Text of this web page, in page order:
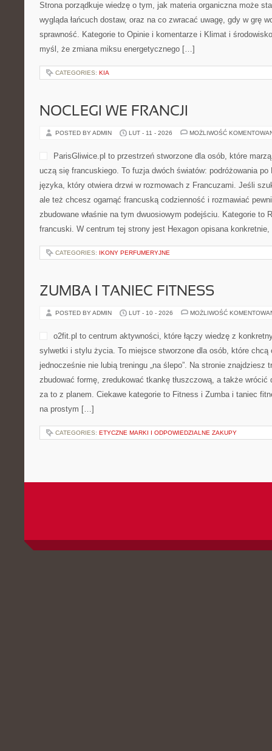
Strona porządkuje wiedzę o tym, jak materia organiczna może
wygląda łańcuch dostaw, oraz na co zwracać uwagę, gdy w grę
sprawność. Kategorie to Opinie i komentarze i Klimat i
myśl, że zmiana miksu energetycznego […]
CATEGORIES: KIA
NOCLEGI WE FRANCJI
POSTED BY ADMIN LUT - 11 - 2026 MOŻLIWOŚĆ
ParisGliwice.pl to przestrzeń stworzone dla osób, które
uczą się francuskiego. To fuzja dwóch światów: podróżowania po
języka, który otwiera drzwi w rozmowach z Francuzami. Jeśli
ale też chcesz ogarnąć francuską codzienność i rozmawiać
zbudowane właśnie na tym dwuosiowym podejściu. Kategorie to
francuski. W centrum tej strony jest Hexagon opisana
CATEGORIES: IKONY PERFUMERYJNE
ZUMBA I TANIEC FITNESS
POSTED BY ADMIN LUT - 10 - 2026 MOŻLIWOŚĆ
o2fit.pl to centrum aktywności, które łączy wiedzę z
sylwetki i stylu życia. To miejsce stworzone dla osób, które chcą
jednocześnie nie lubią treningu „na ślepo”. Na stronie znajdziesz
zbudować formę, zredukować tkankę tłuszczową, a także
za to z planem. Ciekawe kategorie to Fitness i Zumba i taniec
na prostym […]
CATEGORIES: ETYCZNE MARKI I ODPOWIEDZIALNE ZAKUPY